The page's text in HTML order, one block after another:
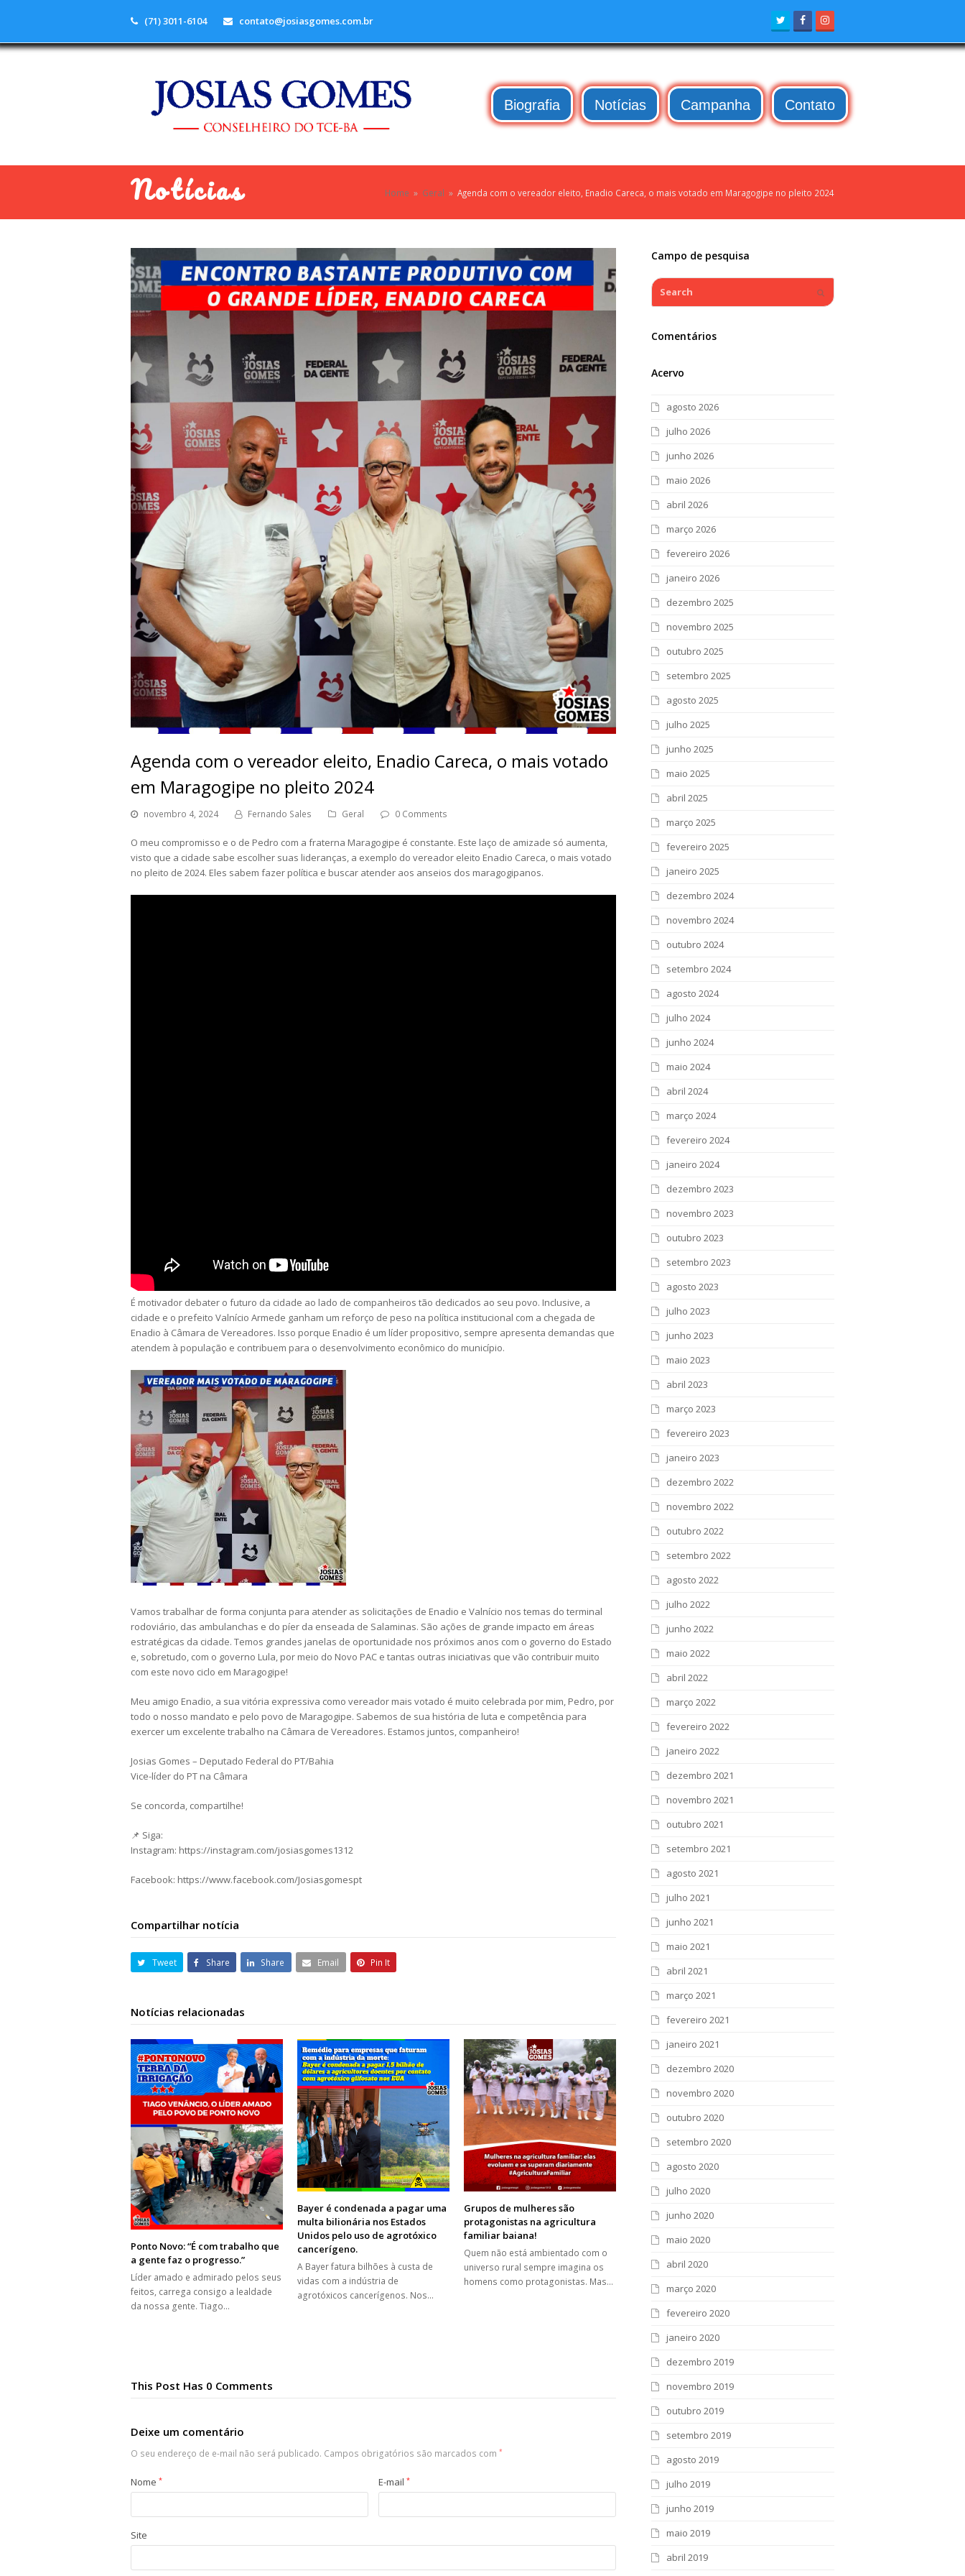
(71) 3011-6104 contato@josiasgomes.com.br TwitterFacebook
Biografia Notícias Campanha Contato
Notícias Home » Geral » Agenda com o vereador eleito, Enadio Careca, o mais votado em Maragogipe no pleito 2024
Agenda com o vereador eleito, Enadio Careca, o mais votado
em Maragogipe no pleito 2024
novembro 4, 2024 Fernando Sales Geral 0 Comments
O meu compromisso e o de Pedro com a fraterna Maragogipe é constante. Este laço de amizade só aumenta,
visto que a cidade sabe escolher suas lideranças, a exemplo do vereador eleito Enadio Careca, o mais votado
no pleito de 2024. Eles sabem fazer política e buscar atender aos anseios dos maragogipanos.
É motivador debater o futuro da cidade ao lado de companheiros tão dedicados ao seu povo. Inclusive, a
cidade e o prefeito Valnício Armede ganham um reforço de peso na política institucional com a chegada de
Enadio à Câmara de Vereadores. Isso porque Enadio é um líder propositivo, sempre apresenta demandas que
atendem à população e contribuem para o desenvolvimento econômico do município.
Vamos trabalhar de forma conjunta para atender as solicitações de Enadio e Valnício nos temas do terminal
rodoviário, das ambulanchas e do píer da enseada de Salaminas. São ações de grande impacto em áreas
estratégicas da cidade. Temos grandes janelas de oportunidade nos próximos anos com o governo do Estado
e, sobretudo, com o governo Lula, por meio do Novo PAC e tantas outras iniciativas que vão contribuir muito
com este novo ciclo em Maragogipe!
Meu amigo Enadio, a sua vitória expressiva como vereador mais votado é muito celebrada por mim, Pedro, por
todo o nosso mandato e pelo povo de Maragogipe. Sabemos de sua história de luta e competência para
exercer um excelente trabalho na Câmara de Vereadores. Estamos juntos, companheiro!
Josias Gomes – Deputado Federal do PT/Bahia
Vice-líder do PT na Câmara
Se concorda, compartilhe!
📌 Siga:
Instagram: https://instagram.com/josiasgomes1312
Facebook: https://www.facebook.com/Josiasgomespt
Compartilhar notícia
Tweet Share Share Email Pin It
Notícias relacionadas
Ponto Novo: “É com trabalho que
a gente faz o progresso.”
Líder amado e admirado pelos seus
feitos, carrega consigo a lealdade
da nossa gente. Tiago…
Bayer é condenada a pagar uma
multa bilionária nos Estados
Unidos pelo uso de agrotóxico
cancerígeno.
A Bayer fatura bilhões à custa de
vidas com a indústria de
agrotóxicos cancerígenos. Nos…
Grupos de mulheres são
protagonistas na agricultura
familiar baiana!
Quem não está ambientado com o
universo rural sempre imagina os
homens como protagonistas. Mas…
This Post Has 0 Comments
Deixe um comentário
O seu endereço de e-mail não será publicado. Campos obrigatórios são marcados com *
Nome * E-mail *
Site
Campo de pesquisa
Search
Comentários
Acervo
agosto 2026
julho 2026
junho 2026
maio 2026
abril 2026
março 2026
fevereiro 2026
janeiro 2026
dezembro 2025
novembro 2025
outubro 2025
setembro 2025
agosto 2025
julho 2025
junho 2025
maio 2025
abril 2025
março 2025
fevereiro 2025
janeiro 2025
dezembro 2024
novembro 2024
outubro 2024
setembro 2024
agosto 2024
julho 2024
junho 2024
maio 2024
abril 2024
março 2024
fevereiro 2024
janeiro 2024
dezembro 2023
novembro 2023
outubro 2023
setembro 2023
agosto 2023
julho 2023
junho 2023
maio 2023
abril 2023
março 2023
fevereiro 2023
janeiro 2023
dezembro 2022
novembro 2022
outubro 2022
setembro 2022
agosto 2022
julho 2022
junho 2022
maio 2022
abril 2022
março 2022
fevereiro 2022
janeiro 2022
dezembro 2021
novembro 2021
outubro 2021
setembro 2021
agosto 2021
julho 2021
junho 2021
maio 2021
abril 2021
março 2021
fevereiro 2021
janeiro 2021
dezembro 2020
novembro 2020
outubro 2020
setembro 2020
agosto 2020
julho 2020
junho 2020
maio 2020
abril 2020
março 2020
fevereiro 2020
janeiro 2020
dezembro 2019
novembro 2019
outubro 2019
setembro 2019
agosto 2019
julho 2019
junho 2019
maio 2019
abril 2019